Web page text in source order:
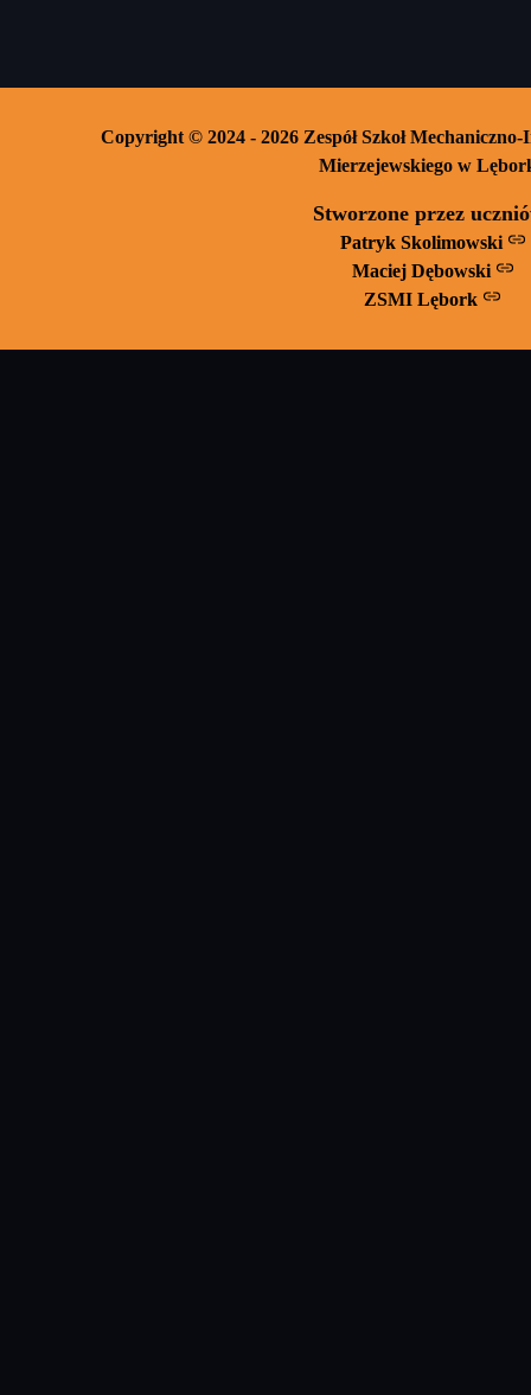
Copyright © 2024 - 2026 Zespół Szkoł
Mierzejewskiego w
Stworzone przez
Patryk Skolimowski
Maciej Dębowski
ZSMI Lębork